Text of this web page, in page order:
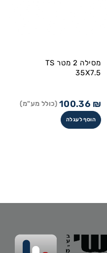
מסילה 2 מטר TS
35X7.5
100.36 ₪ (כולל מע"מ)
הוסף לעגלה